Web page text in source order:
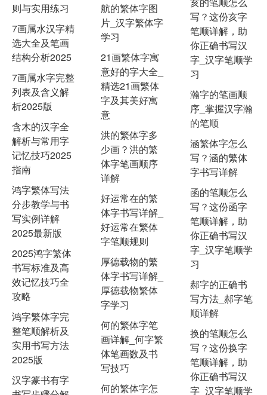
则与实用练习
7画属水汉字精
选大全及笔画
结构分析2025
7画属水字完整
列表及含义解
析2025版
含木的汉字全
解析与常用字
记忆技巧2025
指南
鸿字繁体写法
分步教学与书
写实例详解
2025最新版
2025鸿字繁体
书写标准及高
效记忆技巧全
攻略
鸿字繁体字完
整笔顺解析及
实用书写方法
2025版
汉字篆书有字
航的繁体字图
片_汉字繁体字
学习
21画繁体字寓
意好的字大全_
精选21画繁体
字及其美好寓
意
洪的繁体字多
少画？洪的繁
体字笔画顺序
详解
好运常在的繁
体字书写详解_
好运常在繁体
字笔顺规则
厚德载物的繁
体字书写详解_
厚德载物繁体
字学习
何的繁体字笔
画详解_何字繁
体笔画数及书
写技巧
何的繁体字怎
写？这份亥字
笔顺详解，助
你正确书写汉
字_汉字笔顺学
习
瀚字的笔画顺
序_掌握汉字瀚
的笔顺
涵繁体字怎么
写？涵的繁体
字书写详解
函的笔顺怎么
写？这份函字
笔顺详解，助
你正确书写汉
字_汉字笔顺学
习
郝字的正确书
写方法_郝字笔
顺详解
换的笔顺怎么
写？这份换字
笔顺详解，助
你正确书写汉
字_汉字笔顺学